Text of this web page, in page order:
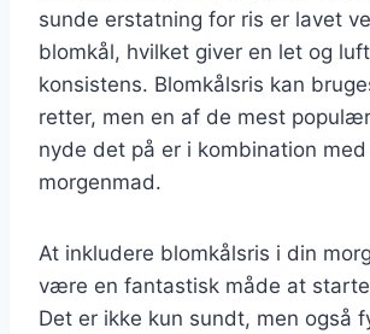
sunde erstatning for ris er lavet
blomkål, hvilket giver en let og
konsistens. Blomkålsris kan
retter, men en af de mest
nyde det på er i kombination
morgenmad.
At inkludere blomkålsris i din
være en fantastisk måde at
Det er ikke kun sundt, men også